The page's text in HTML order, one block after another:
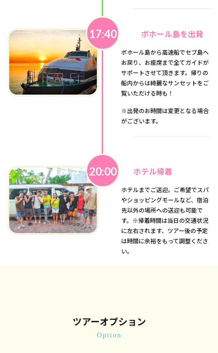
17:40 ボホール島を出発
ボホール島から高速船でセブ島へ
お戻り、お座席まで全てガイドが
サポートさせて頂きます。帰りの
船内からは綺麗なサンセットをご
覧いただける時も！
※出発のお時間は変更となる場合
がございます。
20:00 ホテル帰着
ホテルまでご送迎。ご希望でスパ
やショッピングモールなど、宿泊
先以外の場所への送迎も可能で
す。※帰着時間は当日の交通状況
に左右されます、ツアー後の予定
は時間に余裕をもって調整くださ
い。
ツアーオプション
Option